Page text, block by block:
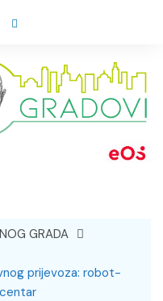
GRADA
prijevoza: robot-